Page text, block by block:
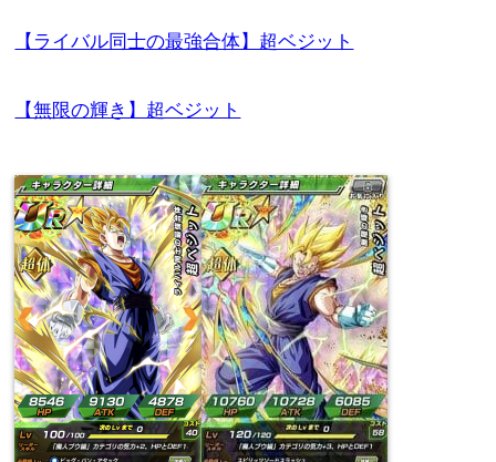
【ライバル同士の最強合体】超ベジット
【無限の輝き】超ベジット